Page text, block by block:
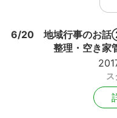
6/20 地域行事のお話
整理・空き家